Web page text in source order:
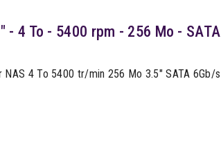
- 4 To - 5400 rpm - 256 Mo - SATA
4 To 5400 tr/min 256 Mo 3.5" SATA 6Gb/s